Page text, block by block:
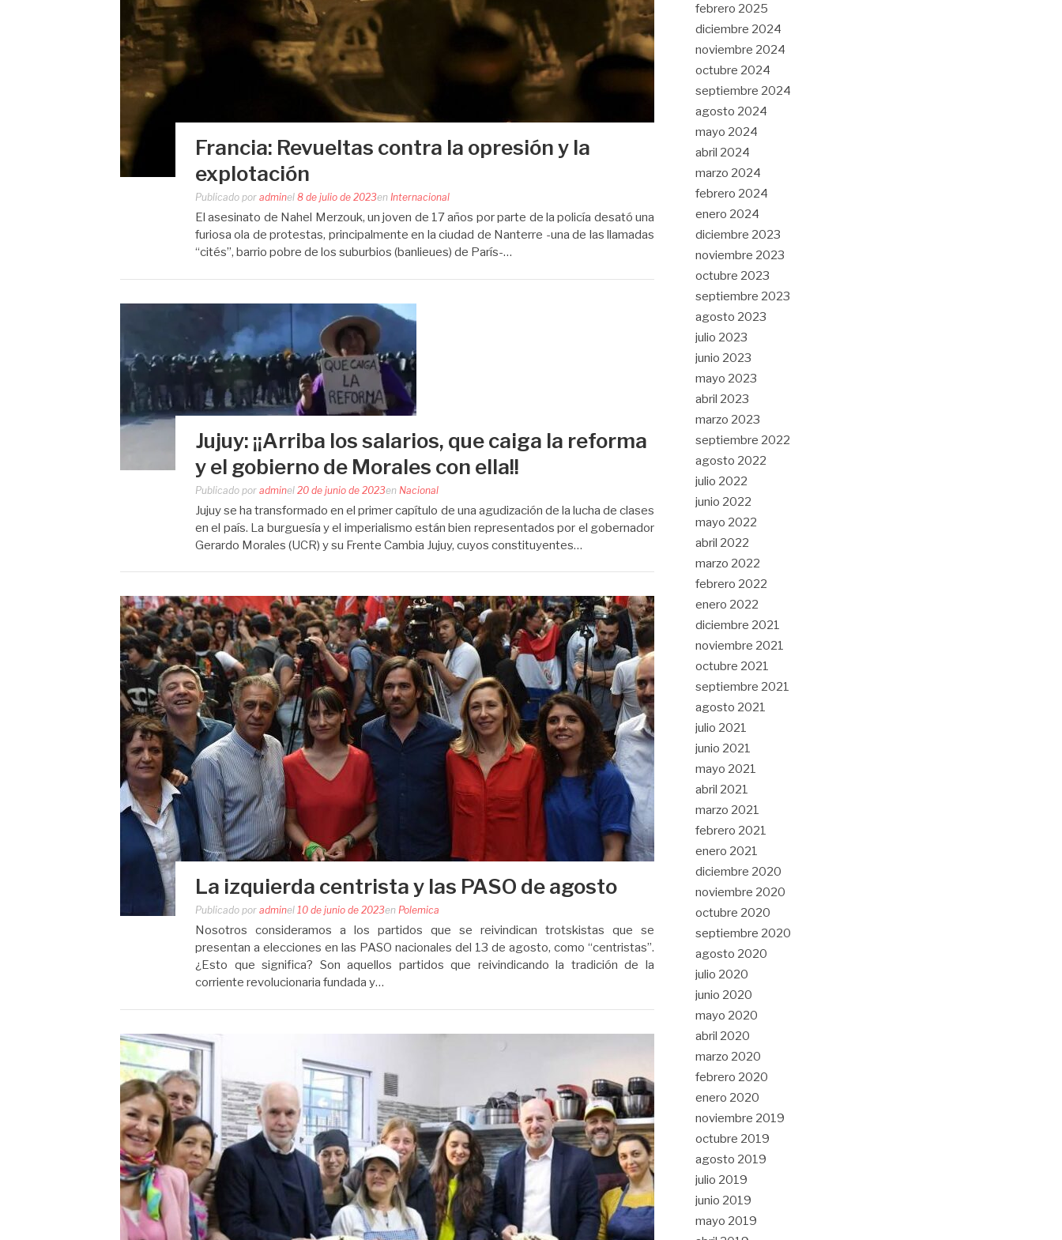
Francia: Revueltas contra la opresión y la
explotación
Publicado por adminel 8 de julio de 2023en Internacional
El asesinato de Nahel Merzouk, un joven de 17 años por parte de la policía desató una
furiosa ola de protestas, principalmente en la ciudad de Nanterre -una de las llamadas
“cités”, barrio pobre de los suburbios (banlieues) de París-…
Jujuy: ¡¡Arriba los salarios, que caiga la reforma
y el gobierno de Morales con ella!!
Publicado por adminel 20 de junio de 2023en Nacional
Jujuy se ha transformado en el primer capítulo de una agudización de la lucha de clases
en el país. La burguesía y el imperialismo están bien representados por el gobernador
Gerardo Morales (UCR) y su Frente Cambia Jujuy, cuyos constituyentes…
La izquierda centrista y las PASO de agosto
Publicado por adminel 10 de junio de 2023en Polemica
Nosotros consideramos a los partidos que se reivindican trotskistas que se
presentan a elecciones en las PASO nacionales del 13 de agosto, como “centristas”.
¿Esto que significa? Son aquellos partidos que reivindicando la tradición de la
corriente revolucionaria fundada y…
febrero 2025
diciembre 2024
noviembre 2024
octubre 2024
septiembre 2024
agosto 2024
mayo 2024
abril 2024
marzo 2024
febrero 2024
enero 2024
diciembre 2023
noviembre 2023
octubre 2023
septiembre 2023
agosto 2023
julio 2023
junio 2023
mayo 2023
abril 2023
marzo 2023
septiembre 2022
agosto 2022
julio 2022
junio 2022
mayo 2022
abril 2022
marzo 2022
febrero 2022
enero 2022
diciembre 2021
noviembre 2021
octubre 2021
septiembre 2021
agosto 2021
julio 2021
junio 2021
mayo 2021
abril 2021
marzo 2021
febrero 2021
enero 2021
diciembre 2020
noviembre 2020
octubre 2020
septiembre 2020
agosto 2020
julio 2020
junio 2020
mayo 2020
abril 2020
marzo 2020
febrero 2020
enero 2020
noviembre 2019
octubre 2019
agosto 2019
julio 2019
junio 2019
mayo 2019